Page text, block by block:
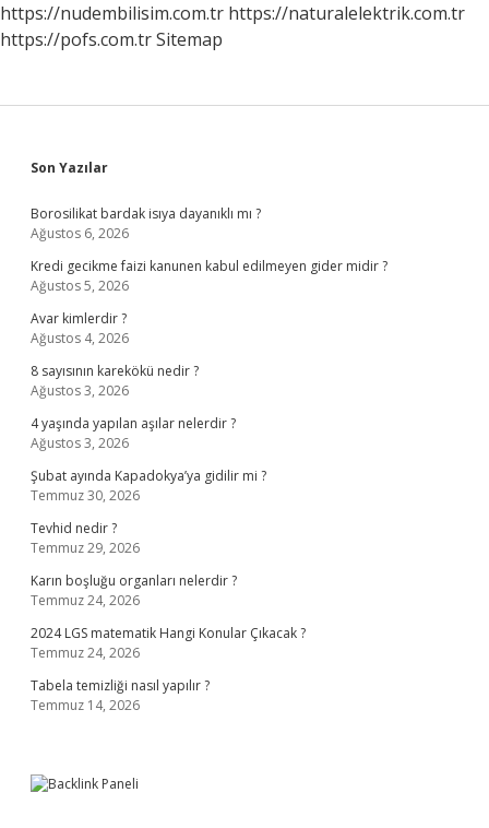
https://nudembilisim.com.tr https://naturalelektrik.com.tr
https://pofs.com.trSitemap
Sidebar
Son Yazılar
Borosilikat bardak isıya dayanıklı mı ?
Ağustos 6, 2026
Kredi gecikme faizi kanunen kabul edilmeyen gider midir ?
Ağustos 5, 2026
Avar kimlerdir ?
Ağustos 4, 2026
8 sayısının karekökü nedir ?
Ağustos 3, 2026
4 yaşında yapılan aşılar nelerdir ?
Ağustos 3, 2026
Şubat ayında Kapadokya’ya gidilir mi ?
Temmuz 30, 2026
Tevhid nedir ?
Temmuz 29, 2026
Karın boşluğu organları nelerdir ?
Temmuz 24, 2026
2024 LGS matematik Hangi Konular Çıkacak ?
Temmuz 24, 2026
Tabela temizliği nasıl yapılır ?
Temmuz 14, 2026